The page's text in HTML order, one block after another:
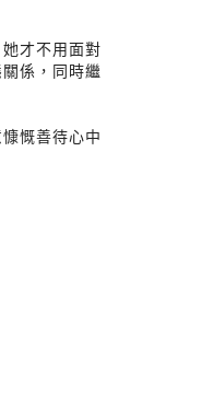
才不用面對
係，同時繼
慨善待心中